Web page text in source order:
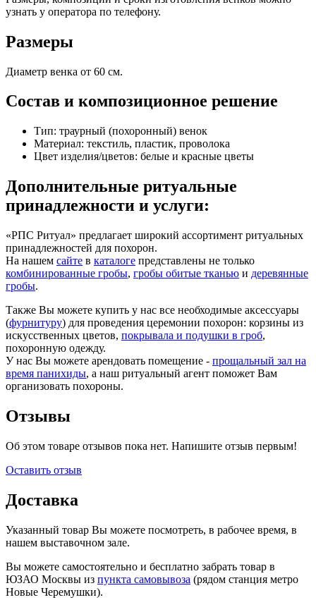
узнать у оператора по телефону.
Размеры
Диаметр венка от 60 см.
Состав и композиционное решение
Тип: траурный (похоронный) венок
Материал: текстиль, пластик, проволока
Цвет изделия/цветов: белые и красные цветы
Дополнительные ритуальные
принадлежности и услуги:
«РПС Ритуал» предлагает широкий ассортимент ритуальных
принадлежностей для похорон.
На нашем сайте в каталоге представлены не только
комбинированные гробы, гробы обитые тканью и деревянные
гробы.
Также Вы можете купить у нас все необходимые аксессуары
(фурнитуру) для проведения церемонии похорон: корзины из
искусственных цветов, покрывала и подушки в гроб,
похоронную одежду.
У нас Вы можете арендовать помещение - прощальный зал на
время панихиды, а наш ритуальный агент поможет Вам
организовать похороны.
Отзывы
Об этом товаре отзывов пока нет. Напишите отзыв первым!
Оставить отзыв
Доставка
Указанный товар Вы можете посмотреть, в рабочее время, в
нашем выставочном зале.
Вы можете самостоятельно и бесплатно забрать товар в
ЮЗАО Москвы из пункта самовывоза (рядом станция метро
Новые Черемушки).